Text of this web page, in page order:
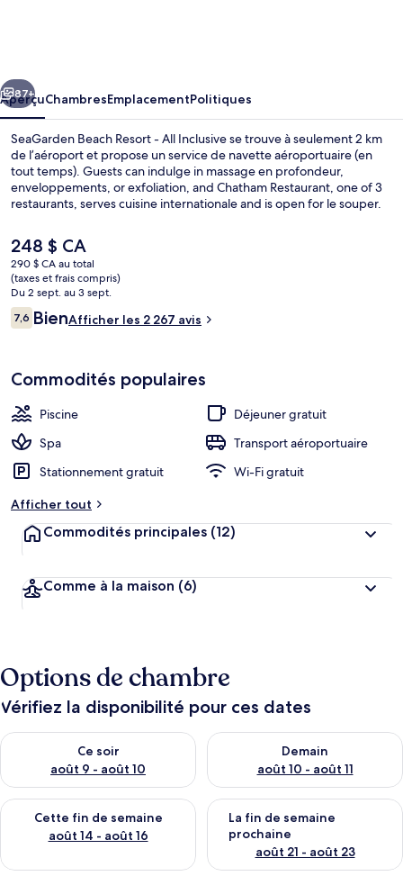
-
All
Inclusive
Suivant
87+
AperçuChambresEmplacementPolitiques
SeaGarden Beach Resort - All Inclusive se trouve à seulement 2 km
de l’aéroport et propose un service de navette aéroportuaire (en
tout temps). Guests can indulge in massage en profondeur,
enveloppements, or exfoliation, and Chatham Restaurant, one of 3
restaurants, serves cuisine internationale and is open for le souper.
notons 4 bars-salons, une piscine extérieure et une boîte de nuit.
Les autres voyageurs adorent le personnel serviable et la proximité à
la plage.
Le
prix
actuel
est
de 248 $ CA
248 $ CA
290 $ CA au total
(taxes et frais compris)
Du 2 sept. au 3 sept.
Avis
7,67,6 sur 10 –
BienAfficher les 2 267 avis
Commodités populaires
Piscine
Déjeuner gratuit
Spa
Transport aéroportuaire
Stationnement gratuit
Wi-Fi gratuit
Afficher tout
Commodités principales (12)
Comme à la maison (6)
Options de chambre
Vérifiez la disponibilité pour ces dates
Ce soir
août 9 - août 10
Vérifier la disponibilité pour ce soir août 9 - août 10
Demain
août 10 - août 11
Vérifier la disponibilité pour
Cette fin de semaine
août 14 - août 16
Vérifier la disponibilité pour cette fin de semaine août 14 -
La fin de semaine
prochaine
août 21 - août 23
Vérifier la disponibilité pour